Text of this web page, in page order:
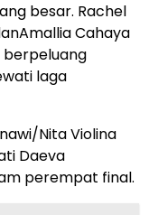
besar. Rachel
Cahaya
berpeluang
laga
Nita Violina
Daeva
perempat final.